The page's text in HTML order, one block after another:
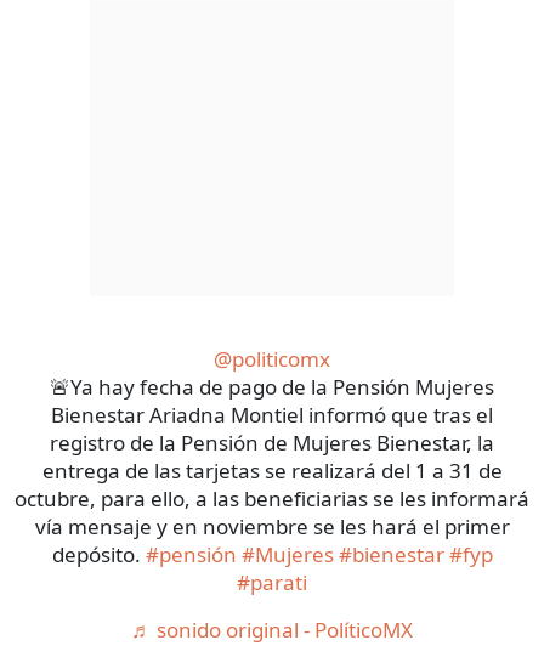
@politicomx
🚨Ya hay fecha de pago de la Pensión Mujeres
Bienestar Ariadna Montiel informó que tras el
registro de la Pensión de Mujeres Bienestar, la
entrega de las tarjetas se realizará del 1 a 31 de
octubre, para ello, a las beneficiarias se les informará
vía mensaje y en noviembre se les hará el primer
depósito. #pensión #Mujeres#bienestar#fyp
#parati
♬ sonido original - PolíticoMX